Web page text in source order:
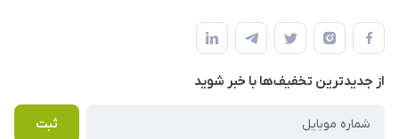
املاک مدنی - نوساز شاپ
لیست محصولات
درباره ما
قوانین و مقررات
حریم خصوصی
راهنما
پرسش های متداول
از جدید‌ترین تخفیف‌ها با‌ خبر شوید
ثبت